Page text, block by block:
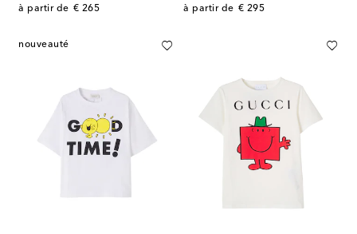
à partir de € 265
original price
à partir de € 295
original price
nouveauté